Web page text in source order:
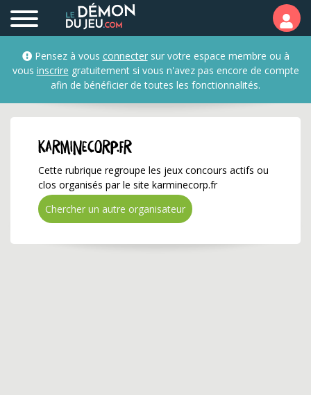
karminecorp.fr ✅
Pensez à vous connectersur votre espace membre ou à
vous inscrire gratuitement si vous n'avez pas encore de compte
afin de bénéficier de toutes les fonctionnalités.
karminecorp.fr
Cette rubrique regroupe les jeux concours actifs ou
clos organisés par le site karminecorp.fr
Chercher un autre organisateur